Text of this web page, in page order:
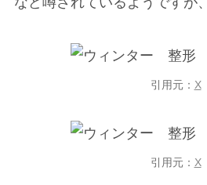
引用元： X
引用元： X